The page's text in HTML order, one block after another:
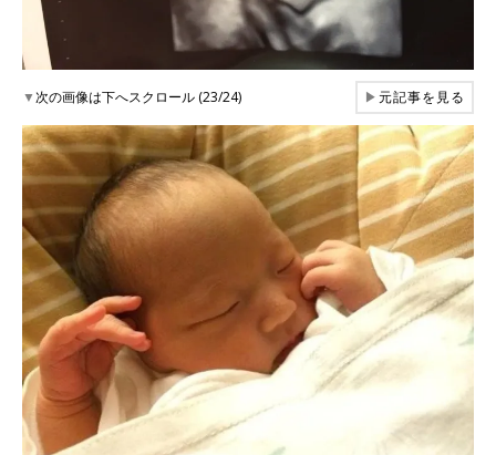
▼次の画像は下へスクロール (23/24) ▶元記事を見る